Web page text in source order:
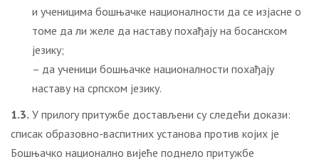
и ученицима бошњачке националности да се изјасне о
томе да ли желе да наставу похађају на босанском
језику;
– да ученици бошњачке националности похађају
наставу на српском језику.
1.3. У прилогу притужбе достављени су следећи докази:
списак образовно-васпитних установа против којих је
Бошњачко национално вијеће поднело притужбе